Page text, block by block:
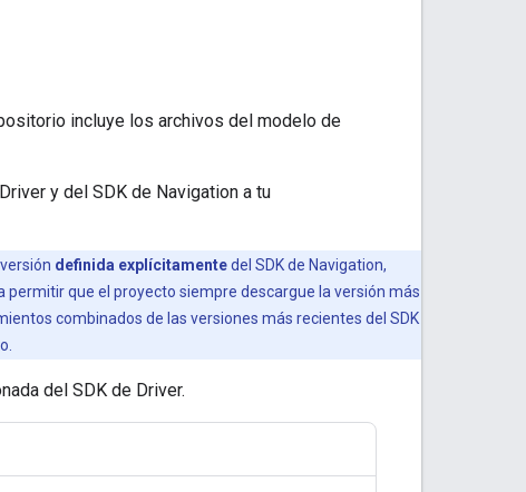
incluye los archivos del modelo de
y del SDK de Navigation a tu
definida explícitamentedel SDK de Navigation,
permitir que el proyecto siempre descargue la versión más
combinados de las versiones más recientes del SDK
del SDK de Driver.